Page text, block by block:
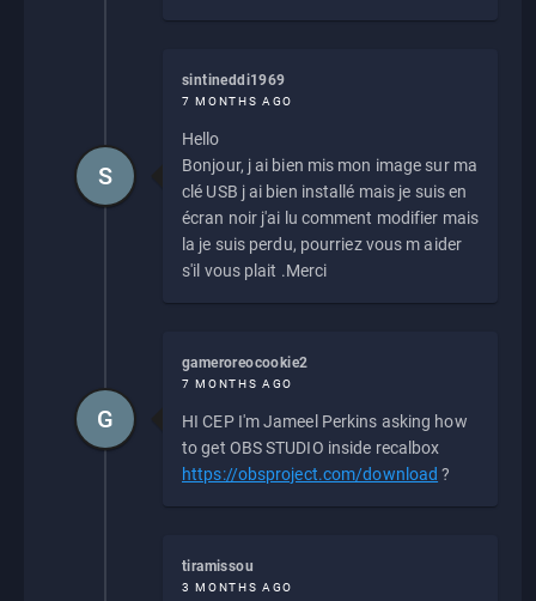
sintineddi1969
7 MONTHS AGO
Hello
Bonjour, j ai bien mis mon image sur ma
clé USB j ai bien installé mais je suis en
écran noir j'ai lu comment modifier mais
la je suis perdu, pourriez vous m aider
s'il vous plait .Merci
S
gameroreocookie2
7 MONTHS AGO
HI CEP I'm Jameel Perkins asking how
to get OBS STUDIO inside recalbox
https://obsproject.com/download ?
G
tiramissou
3 MONTHS AGO